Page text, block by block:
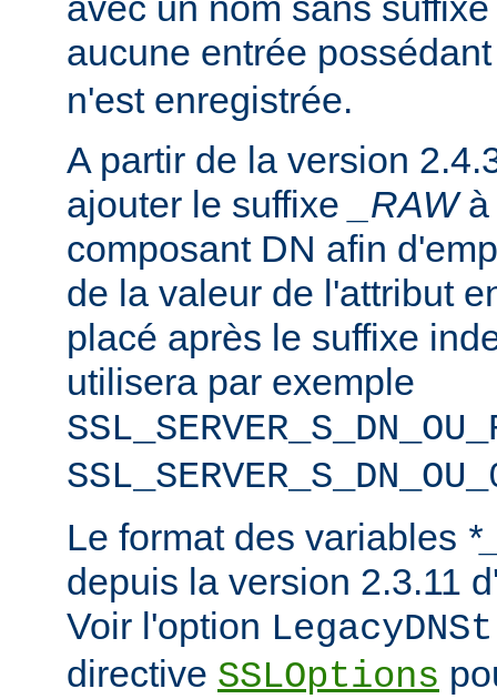
aucune entrée
n'est enregistrée.
A partir de la version
ajouter le suffixe
_RAW
composant DN afin
de la valeur de l'attribut
placé après le suffixe
utilisera par exemple
Le format des variables
depuis la version 2.3.11
Voir l'option
directive SSLOptions